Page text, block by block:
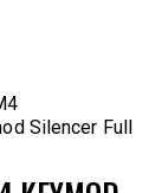
Silencer Full